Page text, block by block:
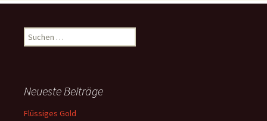
Suchen
nach:
Neueste Beiträge
Flüssiges Gold